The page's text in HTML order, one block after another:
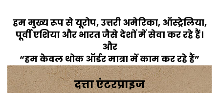
हम मुख्य रूप से यूरोप, उत्तरी अमेरिका, ऑस्ट्रेलिया,
पूर्वी एशिया और भारत जैसे देशों में सेवा कर रहे हैं।
और
“हम केवल थोक ऑर्डर मात्रा में काम कर रहे हैं”
दत्ता एंटरप्राइज